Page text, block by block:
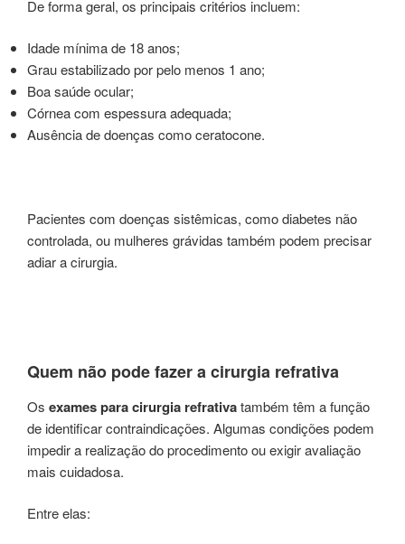
De forma geral, os principais critérios incluem:
Idade mínima de 18 anos;
Grau estabilizado por pelo menos 1 ano;
Boa saúde ocular;
Córnea com espessura adequada;
Ausência de doenças como ceratocone.
Pacientes com doenças sistêmicas, como diabetes não
controlada, ou mulheres grávidas também podem precisar
adiar a cirurgia.
Quem não pode fazer a cirurgia refrativa
Os exames para cirurgia refrativatambém têm a função
de identificar contraindicações. Algumas condições podem
impedir a realização do procedimento ou exigir avaliação
mais cuidadosa.
Entre elas: